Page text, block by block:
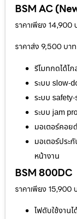
BSM AC
ราคาเพียง 14,900
ราคาส่ง 9,500 บา
รีโมทกดได้ไ
ระบบ slow-
ระบบ
ระบบ jam
มอเตอร์คอย
มอเตอร์ประ
หน้างาน
BSM 800DC
ราคาเพียง 15,900
ไฟดับใช้งานไ